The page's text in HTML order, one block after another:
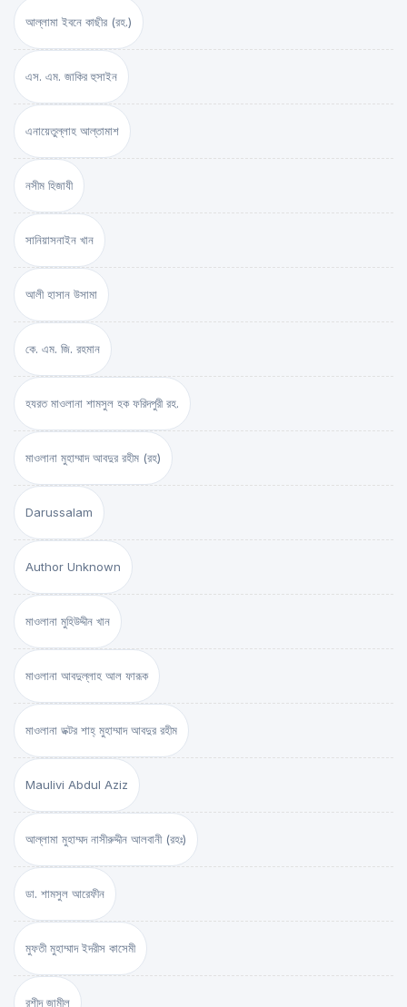
আল্লামা ইবনে কাছীর (রহ.)
এস. এম. জাকির হুসাইন
এনায়েতুল্লাহ আল্‌তামাশ
নসীম হিজাযী
সানিয়াসনাইন খান
আলী হাসান উসামা
কে. এম. জি. রহমান
হযরত মাওলানা শামসুল হক ফরিদপুরী রহ.
মাওলানা মুহাম্মাদ আবদুর রহীম (রহ)
Darussalam
Author Unknown
মাওলানা মুহিউদ্দীন খান
মাওলানা আবদুল্লাহ আল ফারূক
মাওলানা ডক্টর শাহ্‌ মুহাম্মাদ আবদুর রহীম
Maulivi Abdul Aziz
আল্লামা মুহাম্মদ নাসীরুদ্দীন আলবানী (রহঃ)
ডা. শামসুল আরেফীন
মুফতী মুহাম্মাদ ইদরীস কাসেমী
রশীদ জামীল